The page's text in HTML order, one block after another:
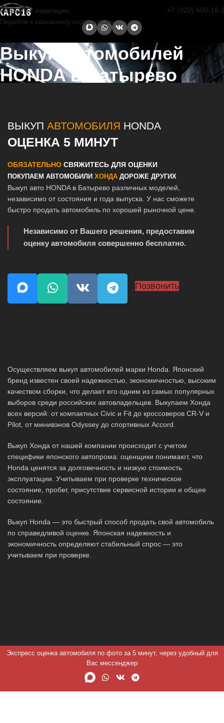
Перейти к навигации
Перейти к основному содержанию
+7 (929) 600-16-
Выкуп автомобилей
HONDA в Батырево
ВЫКУП АВТОМОБИЛЯ HONDA
ОЦЕНКА 5 МИНУТ
ОБЯЗАТЕЛЬНО СВЯЖИТЕСЬ ДЛЯ ОЦЕНКИ
ПОКУПАЕМ АВТОМОБИЛИ ХОНДА ДОРОЖЕ ДРУГИХ
Выкуп авто HONDA в Батырево различных моделей,
независимо от состояния и года выпуска. У нас сможете
быстро продать автомобиль по хорошей рыночной цене.
Независимо от Вашего решения, предоставим
оценку автомобиля совершенно бесплатно.
Позвонить
Осуществляем выкуп автомобилей марки Honda. Японский
бренд известен своей надежностью, экономичностью, высоким
качеством сборки, что делает его одним из самых популярных
выборов среди российских автовладельцев. Выкупаем Хонда
всех версий: от компактных Civic и Fit до кроссоверов CR-V и
Pilot, от минивэнов Odyssey до спортивных Accord.
Выкуп Хонда от нашей компании происходит с учетом
специфики японского автопрома: оценщики понимают, что
Honda ценятся за долговечность и низкую стоимость
эксплуатации. Учитываем при проверке техническое
состояние, пробег, присутствие сервисной истории и общее
состояние.
Выкуп Honda — это быстрый способ продать свой автомобиль
по справедливой оценке. Японская надежность и
экономичность определяют стабильный спрос — это
учитываем при проверке.
Экспресс оценка автомобиля по фото за 5 минут, через удобный для
Вас мессенджер